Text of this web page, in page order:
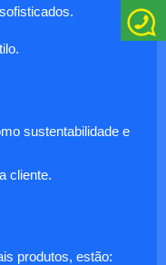
sustentabilidade e
cliente.
produtos, estão: